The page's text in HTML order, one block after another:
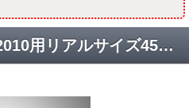
マルイM16系/G&G G2010用リアルサイズ450連マガジン [G-08-008] [取寄]